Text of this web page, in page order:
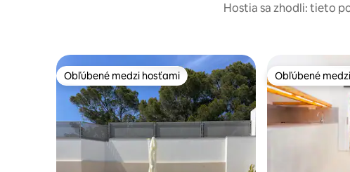
Hostia sa zhodli: tieto
Obľúbené medzi hosťami
Obľúbené medzi hosťami Obľúbené
Obľúbené